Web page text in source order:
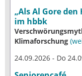
„Als Al Gore
im hbbk
Klimaforschung
24.09.2026 - Do